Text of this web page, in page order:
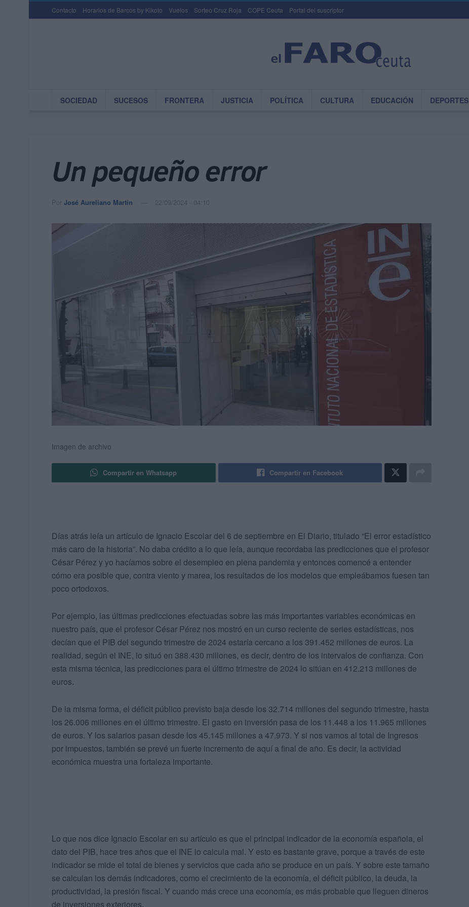
Contacto Horarios de Barcos by Kikoto Vuelos Sorteo Cruz Roja COPE Ceuta Portal del suscriptor
SOCIEDAD SUCESOS FRONTERA JUSTICIA POLÍTICA CULTURA EDUCACIÓN DEPORTES
Un pequeño error
Por José Aureliano Martín 22/09/2024 - 04:10
Imagen de archivo
Compartir en Whatsapp Compartir en Facebook
Días atrás leía un artículo de Ignacio Escolar del 6 de septiembre en El Diario, titulado “El error estadístico
más caro de la historia”. No daba crédito a lo que leía, aunque recordaba las predicciones que el profesor
César Pérez y yo hacíamos sobre el desempleo en plena pandemia y entonces comencé a entender
cómo era posible que, contra viento y marea, los resultados de los modelos que empleábamos fuesen tan
poco ortodoxos.
Por ejemplo, las últimas predicciones efectuadas sobre las más importantes variables económicas en
nuestro país, que el profesor César Pérez nos mostró en un curso reciente de series estadísticas, nos
decían que el PIB del segundo trimestre de 2024 estaría cercano a los 391.452 millones de euros. La
realidad, según el INE, lo situó en 388.430 millones, es decir, dentro de los intervalos de confianza. Con
esta misma técnica, las predicciones para el último trimestre de 2024 lo sitúan en 412.213 millones de
euros.
De la misma forma, el déficit público previsto baja desde los 32.714 millones del segundo trimestre, hasta
los 26.006 millones en el último trimestre. El gasto en inversión pasa de los 11.448 a los 11.965 millones
de euros. Y los salarios pasan desde los 45.145 millones a 47.973. Y si nos vamos al total de Ingresos
por impuestos, también se prevé un fuerte incremento de aquí a final de año. Es decir, la actividad
económica muestra una fortaleza importante.
Lo que nos dice Ignacio Escolar en su artículo es que el principal indicador de la economía española, el
dato del PIB, hace tres años que el INE lo calcula mal. Y esto es bastante grave, porque a través de este
indicador se mide el total de bienes y servicios que cada año se produce en un país. Y sobre este tamaño
se calculan los demás indicadores, como el crecimiento de la economía, el déficit público, la deuda, la
productividad, la presión fiscal. Y cuando más crece una economía, es más probable que lleguen dineros
de inversiones exteriores.